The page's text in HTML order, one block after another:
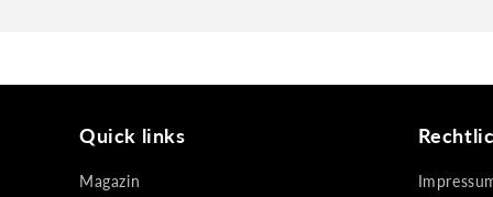
Quick links
Magazin